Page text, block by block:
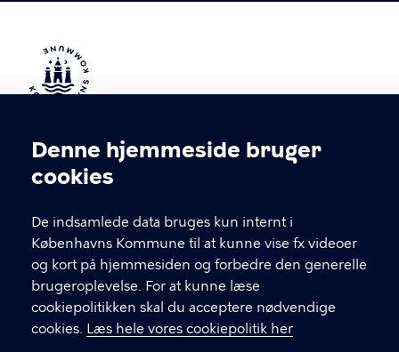
Cookieindstillinger
Denne hjemmeside bruger
cookies
De indsamlede data bruges kun internt i
Københavns Kommune til at kunne vise fx videoer
og kort på hjemmesiden og forbedre den generelle
brugeroplevelse. For at kunne læse
cookiepolitikken skal du acceptere nødvendige
cookies. Læs hele vores cookiepolitik her
Kontakt Københavns Kommune
T
fFind andre kontakter her
CVR-nummer64942212
GENVEJE